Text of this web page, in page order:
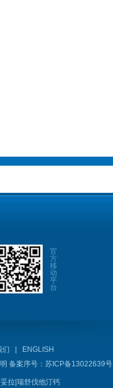
官
方
移
动
平
台
们
ENGLISH
备案序号： 苏ICP备13022639号
拉| 瑞舒伐他汀钙